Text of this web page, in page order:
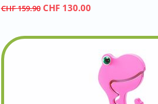
CHF159.90 CHF 130.00